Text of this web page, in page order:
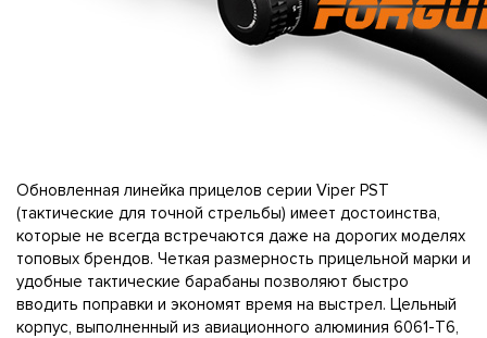
Обновленная линейка прицелов серии Viper PST
(тактические для точной стрельбы) имеет достоинства,
которые не всегда встречаются даже на дорогих моделях
топовых брендов. Четкая размерность прицельной марки и
удобные тактические барабаны позволяют быстро
вводить поправки и экономят время на выстрел. Цельный
корпус, выполненный из авиационного алюминия 6061-T6,